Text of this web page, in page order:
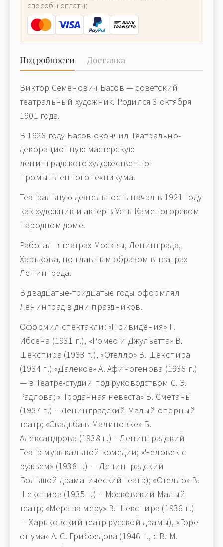
способы оплаты:
Подробности Доставка
Виктор Семенович Басов — советский
театральный художник. Родился 3 октября
1901 года.
В 1926 году Басов окончил Театрально-
декорационную мастерскую
ленинградского художественно-
промышленного техникума.
Театральную деятельность начал в 1921 году
как художник и актер в Усть-Каменогорском
народном доме.
Работал в театрах Москвы, Ленинграда,
Харькова, но главным образом в театрах
Ленинграда.
В двадцатые-тридцатые годы оформлял
Ленинград в дни праздников.
Оформил спектакли: «Привидения» Г.
Ибсена (1931 г.), «Ромео и Джульетта» В.
Шекспира (1933 г.), «Отелло» В. Шекспира
(1934 г.) «Далекое» А. Афиногенова (1936 г.)
— в Театре-студии под руководством С. Э.
Радлова; «Проданная невеста» Б. Сметаны
(1937 г.) – Ленинградский Малый оперный
театр; «Свадьба в Малиновке» Б.
Александрова (1938 г.) – Ленинградский
Театр музыкальной комедии; «Человек с
ружьем» (1938 г.) — Ленинградский
Большой драматический театр); «Отелло» В.
Шекспира (1935 г.) – Московский Малый
театр; «Мера за меру» В. Шекспира (1936 г.)
— Харьковский театр русской драмы), «Горе
от ума» А. С. Грибоедова (1946 г., с В. М.